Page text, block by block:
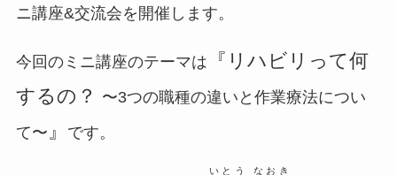
ニ講座&交流会を開催します。
今回のミニ講座のテーマは
『リハビリって何
するの？
〜3つの職種の違いと作業療法につい
て〜 』 です。
いとう なおき